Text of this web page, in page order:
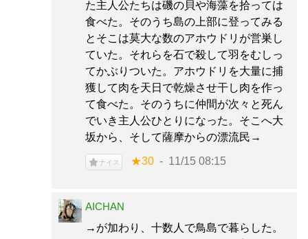
た主人公たちは磯の貝や海藻を拾っては
食べた。そのうち島の上部に登ってみる
とそこは莫大な数のアホウドリが営巣し
ていた。それらを石で殺して羽をむしっ
てかぶりついた。アホウドリを大量に捕
獲して肉を天日で乾燥させ干し肉を作っ
て食べた。そのうちに仲間が次々と死ん
でいき主人公ひとりになった。そこへ大
坂から、そして薩摩からの漂流民→
ナイス ★30 11/15 08:15
AICHAN
→が加わり、十数人で鳥島で暮らした。